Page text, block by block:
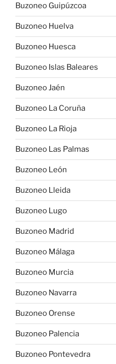
Buzoneo Guipúzcoa
Buzoneo Huelva
Buzoneo Huesca
Buzoneo Islas Baleares
Buzoneo Jaén
Buzoneo La Coruña
Buzoneo La Rioja
Buzoneo Las Palmas
Buzoneo León
Buzoneo Lleida
Buzoneo Lugo
Buzoneo Madrid
Buzoneo Málaga
Buzoneo Murcia
Buzoneo Navarra
Buzoneo Orense
Buzoneo Palencia
Buzoneo Pontevedra